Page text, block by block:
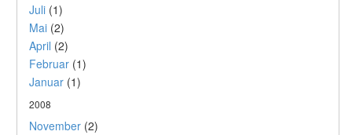
Juli (1)
Mai (2)
April (2)
Februar (1)
Januar (1)
2008
November (2)